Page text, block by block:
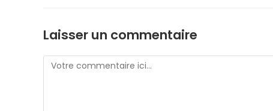
Laisser un commentaire
Comment